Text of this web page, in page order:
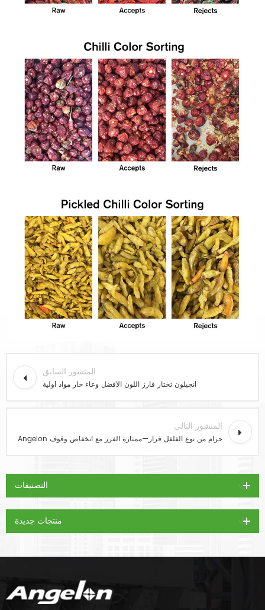
المنشور السابق
أنجيلون تختار فارز اللون الأفضل وعاء حار مواد أولية
المنشور التالي
Angelon حزام من نوع الفلفل فراز—ممتازة الفرز مع انخفاض وقوف
التصنيفات
منتجات جديدة